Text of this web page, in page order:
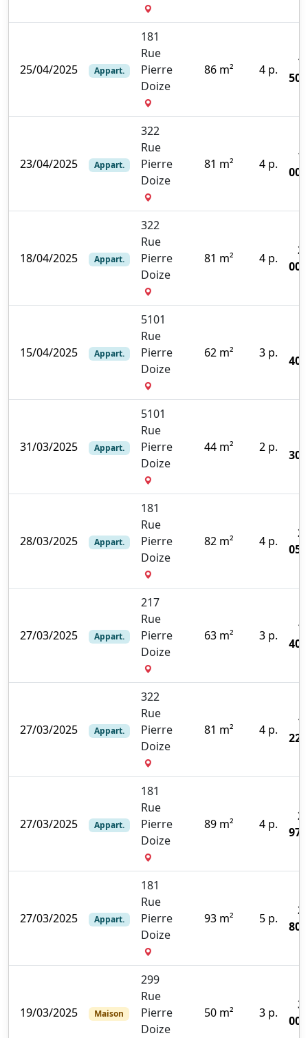
25/04/2025 Appart.
181
Rue
Pierre
Doize
86 m² 4 p.
23/04/2025 Appart.
322
Rue
Pierre
Doize
81 m² 4 p.
18/04/2025 Appart.
322
Rue
Pierre
Doize
81 m² 4 p.
15/04/2025 Appart.
5101
Rue
Pierre
Doize
62 m² 3 p.
31/03/2025 Appart.
5101
Rue
Pierre
Doize
44 m² 2 p.
28/03/2025 Appart.
181
Rue
Pierre
Doize
82 m² 4 p.
27/03/2025 Appart.
217
Rue
Pierre
Doize
63 m² 3 p.
27/03/2025 Appart.
322
Rue
Pierre
Doize
81 m² 4 p.
27/03/2025 Appart.
181
Rue
Pierre
Doize
89 m² 4 p.
27/03/2025 Appart.
181
Rue
Pierre
Doize
93 m² 5 p.
19/03/2025 Maison
299
Rue
Pierre
Doize
50 m² 3 p.